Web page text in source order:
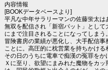
内容情報
[BOOKデータベースより]
平凡な中年サラリーマンの佐藤蛍太
無双を配信され「新宿バット」とし
にまで注目されることになってしまう
冒険書房の業績が悪化し、大手配信
ことに。高圧的に枕営業を持ちかける
その日のうちに電車で痴漢の冤罪を
Ｘに至り、欲望にまみれた魔物をカ